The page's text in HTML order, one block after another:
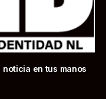
noticia en tus manos